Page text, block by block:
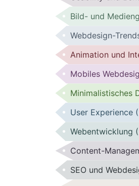
Bild- und
Webdesign-
Animation und
Mobiles
Minimalistisches
User Experience
Webentwicklung
Content-
SEO und